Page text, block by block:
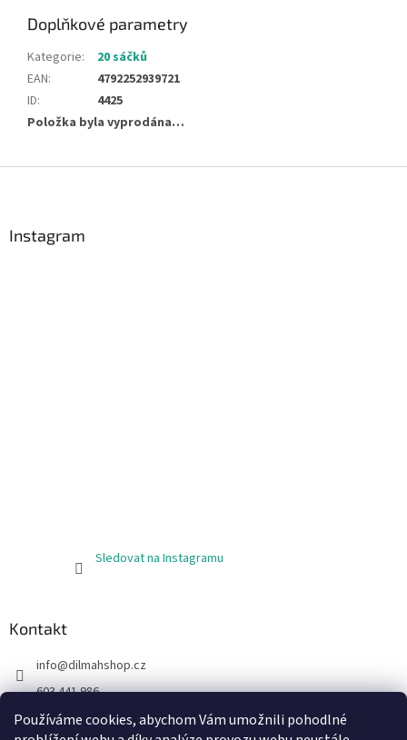
Používáme cookies, abychom Vám umožnili pohodlné
Doplňkové parametry
Kategorie:
20 sáčků
EAN:
4792252939721
ID:
4425
Položka byla vyprodána…
Instagram
Sledovat na Instagramu
Kontakt
info@dilmahshop.cz
603 441 986
603 890 398